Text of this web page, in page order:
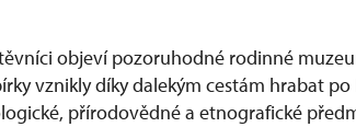
objeví pozoruhodné rodinné
vznikly díky dalekým cestám hrabat
přírodovědné a etnografické